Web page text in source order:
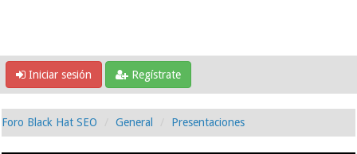
Iniciar sesión Regístrate
Foro Black Hat SEO General Presentaciones